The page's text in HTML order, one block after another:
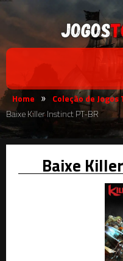
Home » Coleção de
Baixe Killer Instinct PT-BR
Baixe